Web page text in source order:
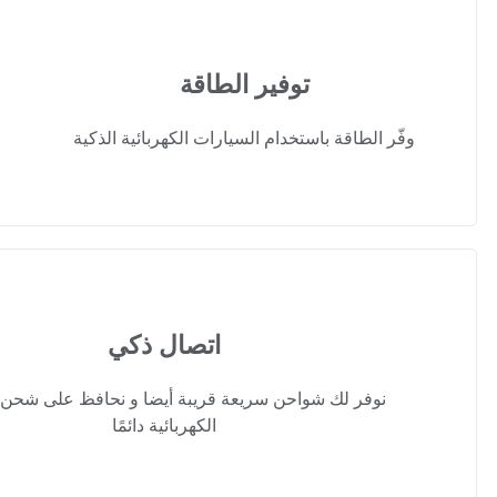
توفير الطاقة
وفّر الطاقة باستخدام السيارات الكهربائية الذكية
اتصال ذكي
نوفر لك شواحن سريعة قريبة أيضا و نحافظ على
الكهربائية دائمًا